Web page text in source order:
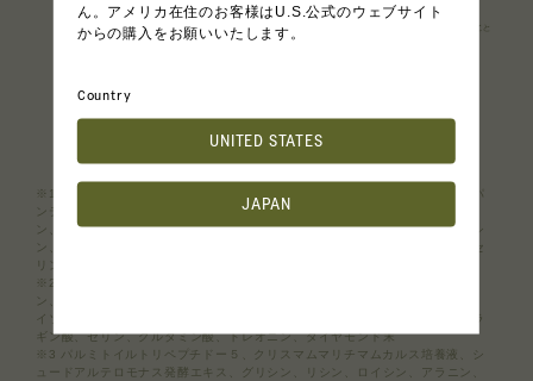
ん。アメリカ在住のお客様はU.S.公式のウェブサイト
からの購入をお願いいたします。
Country
UNITED STATES
JAPAN
※1 水添レシチン、ヒアルロン酸Ｎａ、トコフェロール、トチャカエキス、パ
ンテノール、リノレン酸、キクニガナ根エキス、グリシン、リシン、ロイシ
ン、アラニン、チロシン、フェニルアラニン、プロリン、バリン、イソロイシ
ン、ヒスチジン、システイン、メチオニン、アルギニン、アスパラギン酸、セ
リン、グルタミン酸、トレオニン、ダイヤモンド末​
※2 シロキクラゲエキス、アデノシン、ナイアシンアミド、グリシン、リシ
ン、ロイシン、アラニン、チロシン、フェニルアラニン、プロリン、バリン、
イソロイシン、ヒスチジン、システイン、メチオニン、アルギニン、アスパラ
ギン酸、セリン、グルタミン酸、トレオニン、ダイヤモンド末​
※3 パルミトイルトリペプチドー５、クリスマムマリチマムカルス培養液、シ
ュードアルテロモナス発酵エキス、グリシン、リシン、ロイシン、アラニン、